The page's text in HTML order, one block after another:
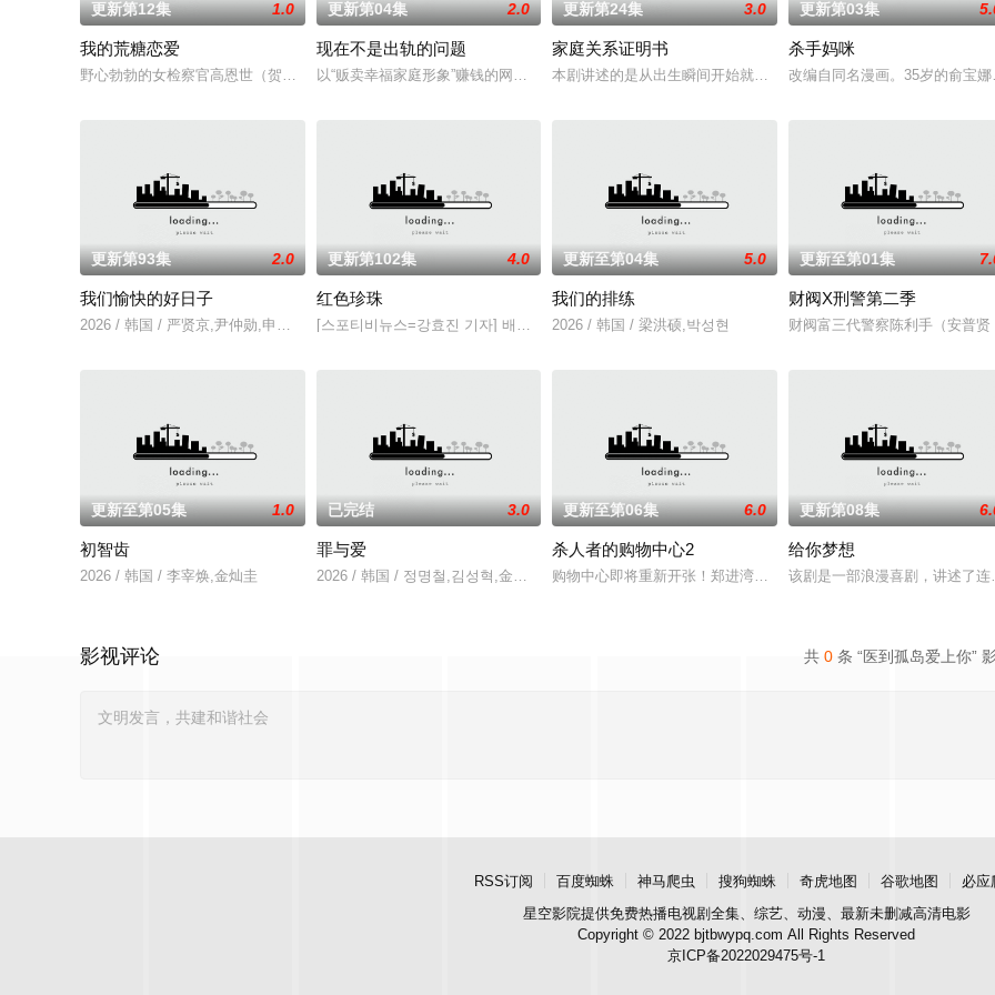
更新第12集 1.0
我的荒糖恋爱
野心勃勃的女检察官高恩世（贺营 饰）意外失忆，住进拳击教练张泰河（丁海寅 饰）家中，对方还自称是她的男友。这段剪不断理还乱的棘手
更新第04集 2.0
现在不是出轨的问题
以“贩卖幸福家庭形象”赚钱的网红夫妇，与他们正陷入泥淖般离婚诉讼的医师邻居。两对夫妻卷入连外遇
更新第24集 3.0
家庭关系证明书
本剧讲述的是从出生瞬间开始就被打上家庭崩溃烙印的一个孩子和面
更新第03集
杀手妈咪
改编自同名漫画。35岁的俞宝
更新第93集 2.0
我们愉快的好日子
2026 / 韩国 / 严贤京,尹仲勋,申正允,尹多英,金惠玉,鲜于在德,尹多勋,文喜京,李商淑,郑孝彬,李家豪,郑永琡
更新第102集 4.0
红色珍珠
[스포티비뉴스=강효진 기자] 배우 박진희가 본격 컴백 활동에 나선다.7일 스포티비뉴스 취재에 따르면, 박
更新至第04集 5.0
我们的排练
2026 / 韩国 / 梁洪硕,박성현
更新至第01集
财阀X刑警第二季
财阀富三代警察陈利手（安普
更新至第05集 1.0
初智齿
2026 / 韩国 / 李宰焕,金灿圭
已完结 3.0
罪与爱
2026 / 韩国 / 정명철,김성혁,金贤叙,정현웅
更新至第06集 6.0
杀人者的购物中心2
购物中心即将重新开张！郑进湾（李栋旭 饰）和郑智安（金慧峻 饰
更新第08集
给你梦想
该剧是一部浪漫喜剧，讲述了
共 0 条 “医到孤岛爱上你”
影视评论
RSS订阅 百度蜘蛛 神马爬虫 搜狗蜘蛛 奇虎地图 谷歌地图
必应
星空影院提供免费热播电视剧全集、综艺、动漫、最新未删减高清电影
Copyright © 2022 bjtbwypq.com All Rights Reserved
京ICP备2022029475号-1